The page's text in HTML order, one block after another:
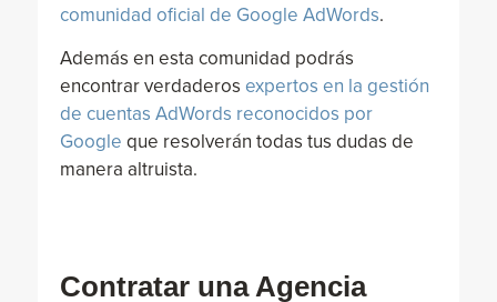
comunidad oficial de Google AdWords.
Además en esta comunidad podrás
encontrar verdaderos expertos en la gestión
de cuentas AdWords reconocidos por
Google que resolverán todas tus dudas de
manera altruista.
Contratar una Agencia